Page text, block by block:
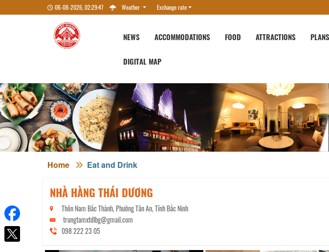
06-08-2026, 02:29:47 Weather Exchange rate
NEWS ACCOMMODATIONS FOOD ATTRACTIONS PLANS
DIGITAL MAP
Home Eat and Drink
NHÀ HÀNG THÁI DƯƠNG
Thôn Nam Bắc Thành, Phường Tân An, Tỉnh Bắc Ninh
trungtamxtdlbg@gmail.com
098 222 23 05